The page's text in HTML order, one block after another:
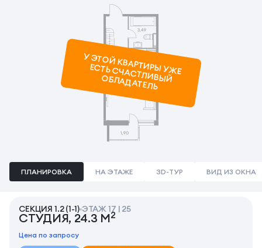
У ЭТОЙ КВАРТИРЫ УЖ
Е
ЕСТЬ СЧАСТЛИВЫЙ ОБЛАДАТЕЛЬ
ПЛАНИРОВКА НА ЭТАЖЕ 3D-ТУР ВИД ИЗ ОКНА
СЕКЦИЯ 1.2 (1-1) ЭТАЖ 17 | 25
СТУДИЯ, 24.3 М2
Цена по запросу